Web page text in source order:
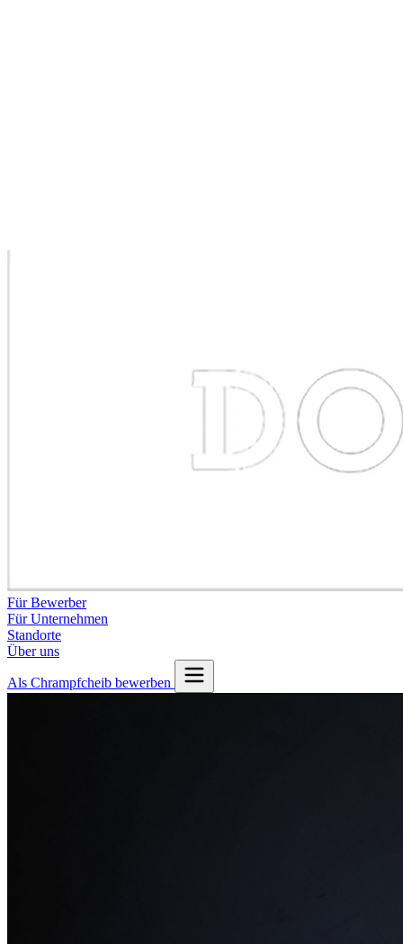
Für Bewerber
Für Unternehmen
Standorte
Über uns
Als Chrampfcheib bewerben